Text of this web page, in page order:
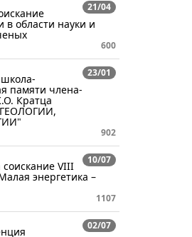
21/04
в области науки и
600
23/01
памяти члена-
Кратца
902
10/07
VIII
энергетика –
1107
02/07